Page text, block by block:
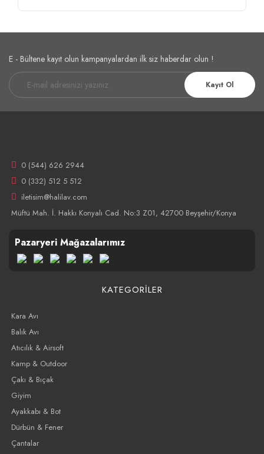
E - Bültene kayıt olun kampanyalardan ilk siz haberdar olun !
Kayıt Ol
0 (544) 626 2944
0 (332) 512 5 512
iletisim@halilav.com
Müftü Mah. İ. Hakkı Konyalı Cad. No:3 Z01, 42700 Beyşehir/Konya
Pazaryeri Mağazalarımız
KATEGORİLER
Kara Avı
Balık Avı
Atıcılık & Airsoft
Kamp & Outdoor
Çakı & Bıçak
Giyim
Ayakkabı & Bot
Dürbün & Fener
Çantalar